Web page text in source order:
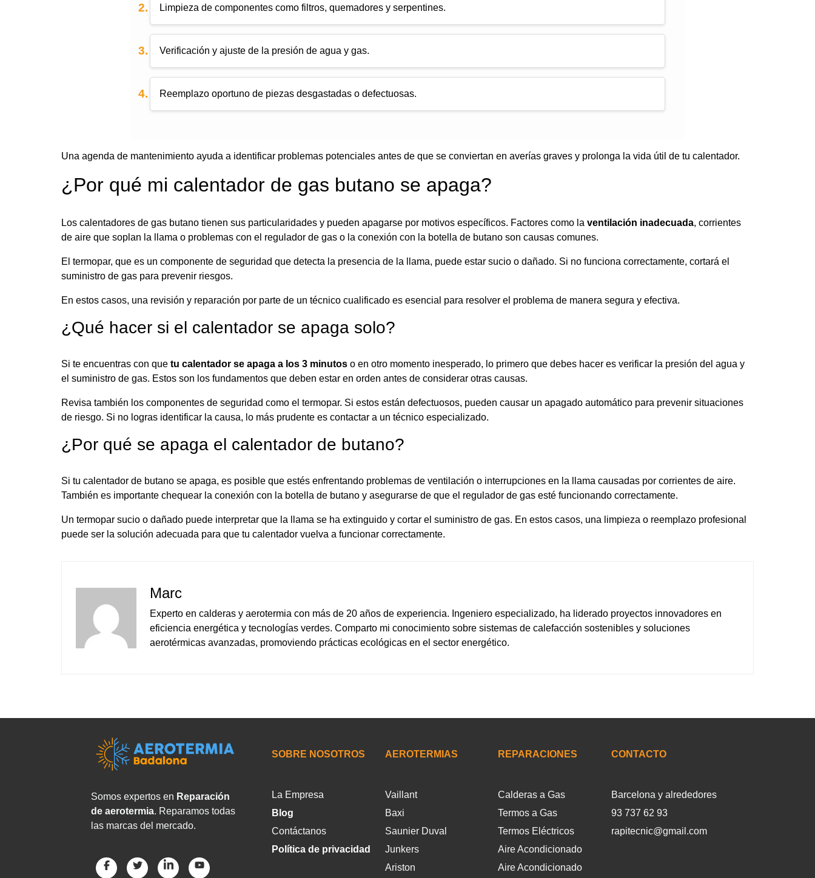
Limpieza de componentes como filtros, quemadores y serpentines.
Verificación y ajuste de la presión de agua y gas.
Reemplazo oportuno de piezas desgastadas o defectuosas.
Una agenda de mantenimiento ayuda a identificar problemas potenciales antes de que se conviertan en averías graves y prolonga la vida útil de tu calentador.
¿Por qué mi calentador de gas butano se apaga?
Los calentadores de gas butano tienen sus particularidades y pueden apagarse por motivos específicos. Factores como la ventilación inadecuada, corrientes
de aire que soplan la llama o problemas con el regulador de gas o la conexión con la botella de butano son causas comunes.
El termopar, que es un componente de seguridad que detecta la presencia de la llama, puede estar sucio o dañado. Si no funciona correctamente, cortará el
suministro de gas para prevenir riesgos.
En estos casos, una revisión y reparación por parte de un técnico cualificado es esencial para resolver el problema de manera segura y efectiva.
¿Qué hacer si el calentador se apaga solo?
Si te encuentras con que tu calentador se apaga a los 3 minutoso en otro momento inesperado, lo primero que debes hacer es verificar la presión del agua y
el suministro de gas. Estos son los fundamentos que deben estar en orden antes de considerar otras causas.
Revisa también los componentes de seguridad como el termopar. Si estos están defectuosos, pueden causar un apagado automático para prevenir situaciones
de riesgo. Si no logras identificar la causa, lo más prudente es contactar a un técnico especializado.
¿Por qué se apaga el calentador de butano?
Si tu calentador de butano se apaga, es posible que estés enfrentando problemas de ventilación o interrupciones en la llama causadas por corrientes de aire.
También es importante chequear la conexión con la botella de butano y asegurarse de que el regulador de gas esté funcionando correctamente.
Un termopar sucio o dañado puede interpretar que la llama se ha extinguido y cortar el suministro de gas. En estos casos, una limpieza o reemplazo profesional
puede ser la solución adecuada para que tu calentador vuelva a funcionar correctamente.
Marc
Experto en calderas y aerotermia con más de 20 años de experiencia. Ingeniero especializado, ha liderado proyectos innovadores en
eficiencia energética y tecnologías verdes. Comparto mi conocimiento sobre sistemas de calefacción sostenibles y soluciones
aerotérmicas avanzadas, promoviendo prácticas ecológicas en el sector energético.
Somos expertos en Reparación
de aerotermia. Reparamos todas
las marcas del mercado.
SOBRE NOSOTROS
La Empresa
Blog
Contáctanos
Política de privacidad
AEROTERMIAS
Vaillant
Baxi
Saunier Duval
Junkers
Ariston
REPARACIONES
Calderas a Gas
Termos a Gas
Termos Eléctricos
Aire Acondicionado
Aire Acondicionado
CONTACTO
Barcelona y alrededores
93 737 62 93
rapitecnic@gmail.com